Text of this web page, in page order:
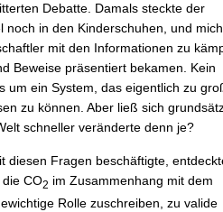
Debatte. Damals steckte der
noch in den Kinderschuhen, und mich
mit den Informationen zu
Beweise präsentiert bekamen. Kein
um ein System, das eigentlich zu
zu können. Aber ließ sich
schneller veränderte denn je?
diesen Fragen beschäftigte,
CO2 im Zusammenhang mit dem
Rolle zuschreiben, zu valide